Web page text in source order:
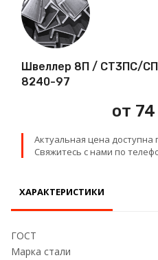
Металлопрокат
калиброванный
Детали трубопровода
Швеллер 8П / СТ3ПС/
8240-97
от
Актуальная цена доступна
Свяжитесь с нами по
ХАРАКТЕРИСТИКИ
ГОСТ
Марка стали